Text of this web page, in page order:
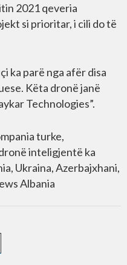
2021 qeveria
si prioritar, i cili do të
ka parë nga afër disa
Këta dronë janë
Technologies”.
turke,
inteligjentë ka
Ukraina, Azerbajxhani,
Albania